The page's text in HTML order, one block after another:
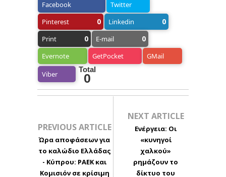
Facebook
Twitter
Pinterest
0 Linkedin 0
Print 0 E-mail 0
Evernote GetPocket GMail
Viber
Total
0
PREVIOUS ARTICLE
Ώρα αποφάσεων για
το καλώδιο Ελλάδας
- Κύπρου: ΡΑΕΚ και
Κομισιόν σε κρίσιμη
NEXT ARTICLE
Ενέργεια: Οι
«κυνηγοί
χαλκού»
ρημάζουν το
δίκτυο του